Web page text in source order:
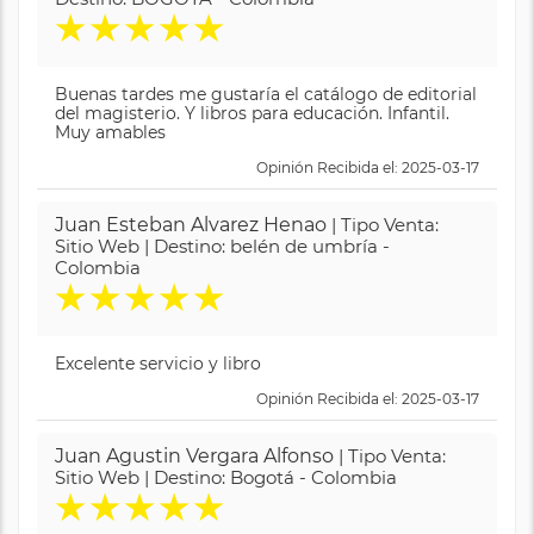
★★★★★
Buenas tardes me gustaría el catálogo de editorial
del magisterio. Y libros para educación. Infantil.
Muy amables
Opinión Recibida el: 2025-03-17
Juan Esteban Alvarez Henao | Tipo Venta:
Sitio Web | Destino: belén de umbría -
Colombia
★★★★★
Excelente servicio y libro
Opinión Recibida el: 2025-03-17
Juan Agustin Vergara Alfonso | Tipo Venta:
Sitio Web | Destino: Bogotá - Colombia
★★★★★